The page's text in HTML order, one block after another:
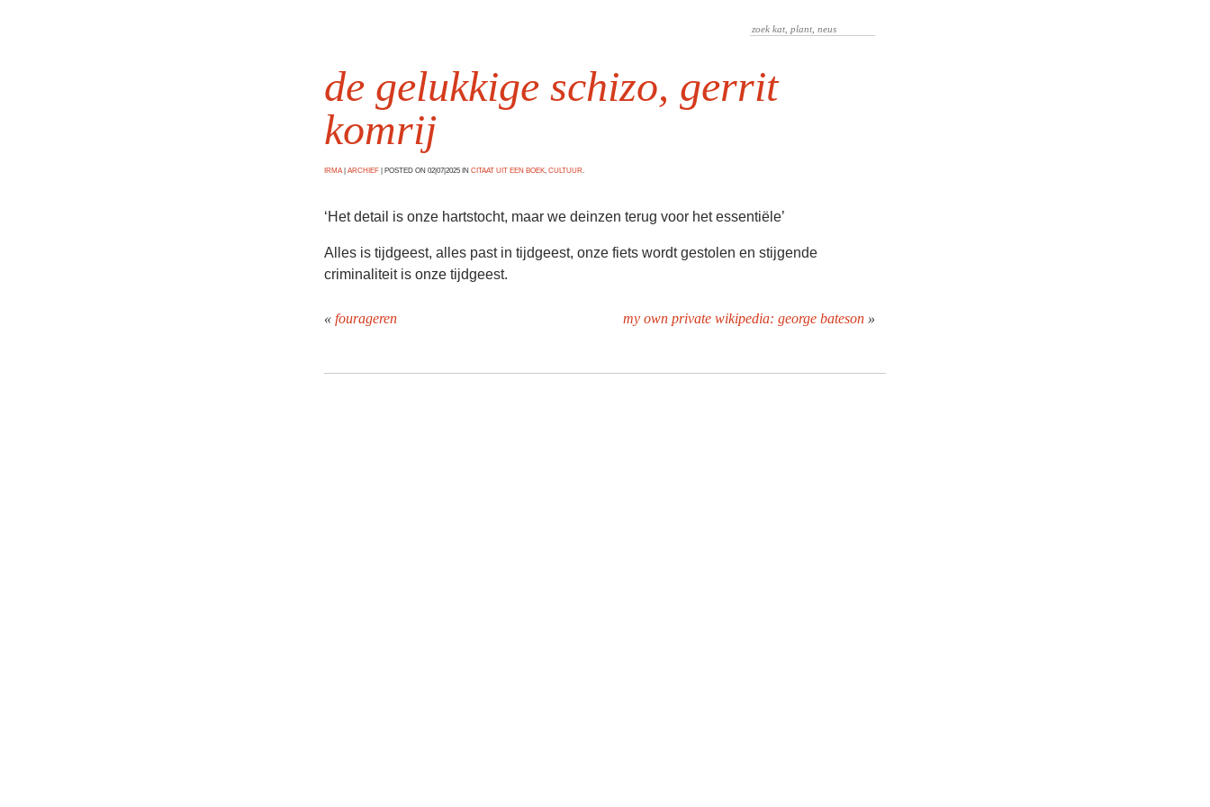
de gelukkige schizo, gerrit
komrij
IRMA ARCHIEF POSTED ON 02|07|2025 IN CITAAT UIT EEN BOEK CULTUUR
‘Het detail is onze hartstocht, maar we deinzen terug voor het essentiële’
Alles is tijdgeest, alles past in tijdgeest, onze fiets wordt gestolen en stijgende
criminaliteit is onze tijdgeest.
« fourageren my own private wikipedia: george bateson»